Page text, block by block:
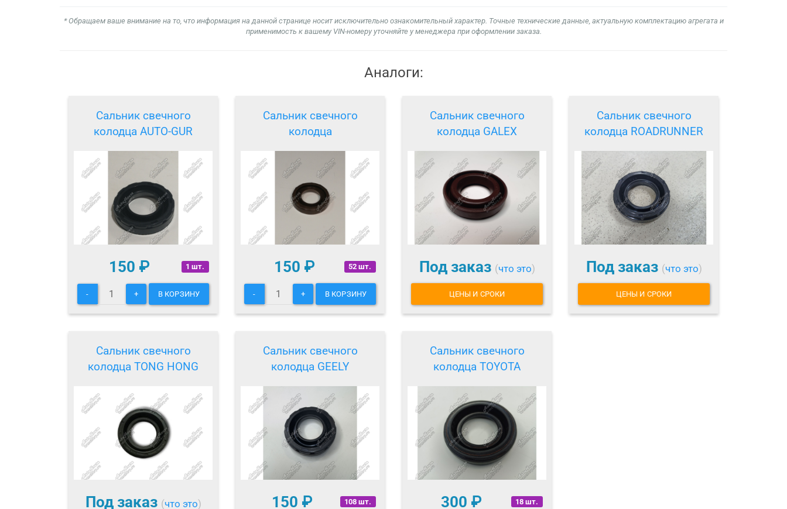
* Обращаем ваше внимание на то, что информация на данной странице носит исключительно ознакомительный характер. Точные технические данные, актуальную комплектацию агрегата и
применимость к вашему VIN-номеру уточняйте у менеджера при оформлении заказа.
Аналоги:
Сальник свечного
колодца AUTO-GUR
1 шт.
150 ₽
- + В КОРЗИНУ
Сальник свечного
колодца
52 шт.
150 ₽
- + В КОРЗИНУ
Сальник свечного
колодца GALEX
Под заказ (что это)
ЦЕНЫ И СРОКИ
Сальник свечного
колодца ROADRUNNER
Под заказ (что это)
ЦЕНЫ И СРОКИ
Сальник свечного
колодца TONG HONG
Под заказ (что это)
Сальник свечного
колодца GEELY
108 шт.
150 ₽
Сальник свечного
колодца TOYOTA
18 шт.
300 ₽